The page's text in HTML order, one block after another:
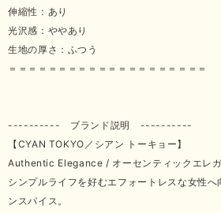
伸縮性：あり
光沢感：ややあり
生地の厚さ：ふつう
＝＝＝＝＝＝＝＝＝＝＝＝＝＝＝＝＝＝＝＝
---------- ブランド説明 ----------
【CYAN TOKYO／シアン トーキョー】
Authentic Elegance / オーセンティックエレ
シンプルライフを好むエフォートレスな女性へ
ンスパイス。